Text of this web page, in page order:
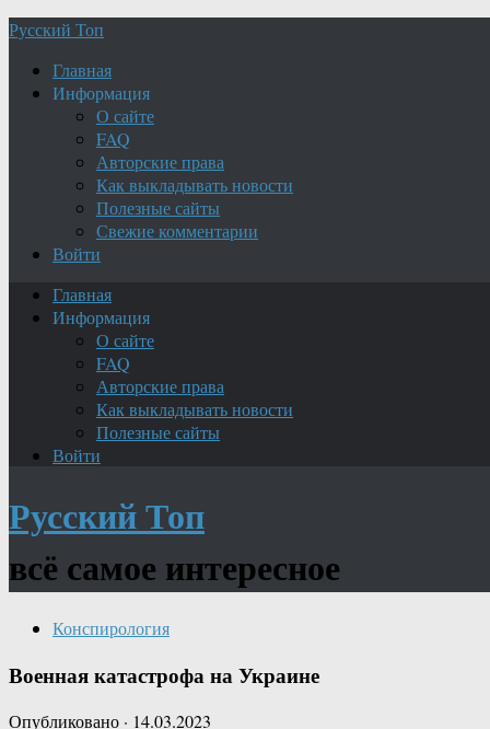
Русский Топ
Главная
Информация
О сайте
FAQ
Авторские права
Как выкладывать новости
Полезные сайты
Свежие комментарии
Войти
Главная
Информация
О сайте
FAQ
Авторские права
Как выкладывать новости
Полезные сайты
Войти
Русский Топ
всё самое интересное
Конспирология
Военная катастрофа на Украине
Опубликовано · 14.03.2023